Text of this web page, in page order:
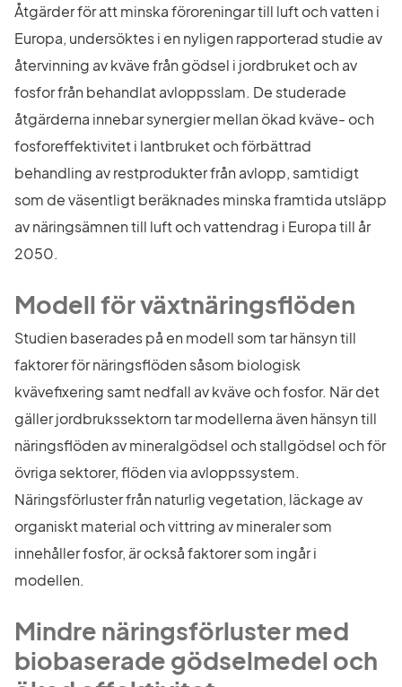
Åtgärder för att minska föroreningar till luft och vatten i
Europa, undersöktes i en nyligen rapporterad studie av
återvinning av kväve från gödsel i jordbruket och av
fosfor från behandlat avloppsslam. De studerade
åtgärderna innebar synergier mellan ökad kväve- och
fosforeffektivitet i lantbruket och förbättrad
behandling av restprodukter från avlopp, samtidigt
som de väsentligt beräknades minska framtida utsläpp
av näringsämnen till luft och vattendrag i Europa till år
2050.
Modell för växtnäringsflöden
Studien baserades på en modell som tar hänsyn till
faktorer för näringsflöden såsom biologisk
kvävefixering samt nedfall av kväve och fosfor. När det
gäller jordbrukssektorn tar modellerna även hänsyn till
näringsflöden av mineralgödsel och stallgödsel och för
övriga sektorer, flöden via avloppssystem.
Näringsförluster från naturlig vegetation, läckage av
organiskt material och vittring av mineraler som
innehåller fosfor, är också faktorer som ingår i
modellen.
Mindre näringsförluster med
biobaserade gödselmedel och